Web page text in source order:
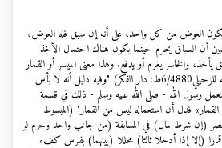
يكون العوض من كل واحد، على أنه إن سبق فله العوض،
أن السباق يحرم حينما يكون هناك احتمال الأخذ
يأخذ، والخاسر يغرم أو يدفع. وهذا معنى الميسر أو القمار
المحرم شرعا." (الفقه الإسلامي وأدلته للزحيلي6/4880ط: دار الفکر) "وفيه دليل أنه لا بأس
رسول الله - صلى الله عليه وسلم - ذلك في قسمة
فدل أن استعماله ليس من القمار" (المبسوط
"فتبصر (إن شرط لمال) في المسابقة (من جانب واحد وحرم لو
(إلا إذا أدخلا ثالثا) محللا (بينهما) بفرس كفء